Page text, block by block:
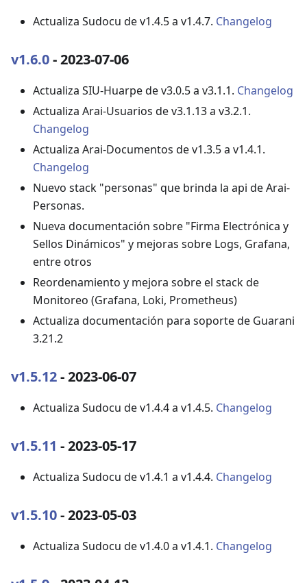
Actualiza Sudocu de v1.4.5 a v1.4.7. Changelog
v1.6.0- 2023-07-06
Actualiza SIU-Huarpe de v3.0.5 a v3.1.1. Changelog
Actualiza Arai-Usuarios de v3.1.13 a v3.2.1.
Changelog
Actualiza Arai-Documentos de v1.3.5 a v1.4.1.
Changelog
Nuevo stack "personas" que brinda la api de Arai-
Personas.
Nueva documentación sobre "Firma Electrónica y
Sellos Dinámicos" y mejoras sobre Logs, Grafana,
entre otros
Reordenamiento y mejora sobre el stack de
Monitoreo (Grafana, Loki, Prometheus)
Actualiza documentación para soporte de Guarani
3.21.2
v1.5.12- 2023-06-07
Actualiza Sudocu de v1.4.4 a v1.4.5. Changelog
v1.5.11 - 2023-05-17
Actualiza Sudocu de v1.4.1 a v1.4.4. Changelog
v1.5.10- 2023-05-03
Actualiza Sudocu de v1.4.0 a v1.4.1. Changelog